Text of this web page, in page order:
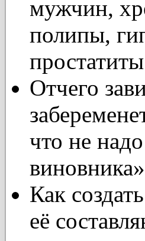
мужчин,
полипы,
Отчего
что не
Как
её